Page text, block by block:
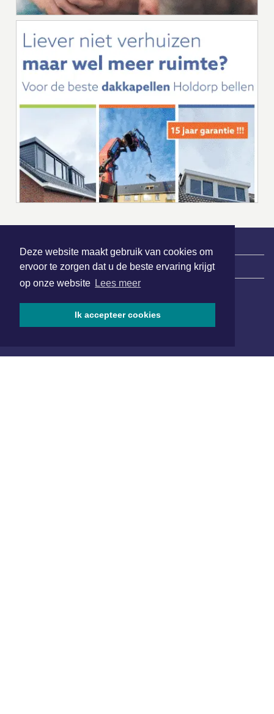
Deze website maakt gebruik van cookies om
ervoor te zorgen dat u de beste ervaring krijgt
op onze website Lees meer
Ik accepteer cookies
| Nieuws | Sport | Evenementen
Hoofdvestiging:
van Benthuizenlaan 1